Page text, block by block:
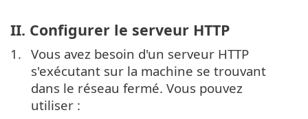
II. Configurer le serveur HTTP
1. Vous avez besoin d'un serveur HTTP
s'exécutant sur la machine se trouvant
dans le réseau fermé. Vous pouvez
utiliser :